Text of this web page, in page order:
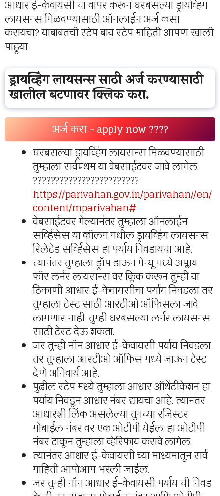
आधार ई-केवायसी चा वापर करून घरबसल्या ड्रायव्हिंग
लायसन्स मिळवण्यासाठी ऑनलाईन अर्ज कसा
करायचा? याबाबतची स्टेप बाय स्टेप माहिती आपण खाली
पाहूया:
ड्रायव्हिंग लायसन्स साठी अर्ज करण्यासाठी
खालील बटणावर क्लिक करा.
अर्ज करा – apply now ????
घरबसल्या ड्रायव्हिंग लायसन्स मिळवण्यासाठी
तुम्हाला सर्वप्रथम या वेबसाईटवर जावे लागेल.
????????????????????????
https://parivahan.gov.in/parivahan//en/
content/mparivahan#
वेबसाईटवर गेल्यानंतर तुम्हाला ऑनलाईन
सर्व्हिसेस या कॉलम मधील ड्रायव्हिंग लायसन्स
रिलेटेड सर्व्हिसेस हा पर्याय निवडायचा आहे.
त्यानंतर तुम्हाला ड्रॉप डाऊन मेन्यू मध्ये अप्लाय
फॉर लर्नर लायसन्स वर क्लिक करून तुम्ही या
ठिकाणी आधार ई-केवायसीचा पर्याय निवडला तर
तुम्हाला टेस्ट साठी आरटीओ ऑफिसला जावे
लागणार नाही. तुम्ही घरबसल्या लर्नर लायसन्स
साठी टेस्ट देऊ शकता.
जर तुम्ही नॉन आधार ई-केवायसी पर्याय निवडला
तर तुम्हाला आरटीओ ऑफिस मध्ये जाऊन टेस्ट
देणे अनिवार्य आहे.
पुढील स्टेप मध्ये तुम्हाला आधार ऑथेंटीकेशन हा
पर्याय निवडून आधार नंबर द्यायचा आहे. त्यानंतर
आधारशी लिंक असलेल्या तुमच्या रजिस्टर
मोबाईल नंबर वर एक ओटीपी येईल. हा ओटीपी
नंबर टाकून तुम्हाला व्हेरिफाय करावे लागेल.
त्यानंतर आधार ई-केवायसी च्या माध्यमातून सर्व
माहिती आपोआप भरली जाईल.
जर तुम्ही नॉन आधार ई-केवायसी पर्याय ची निवड